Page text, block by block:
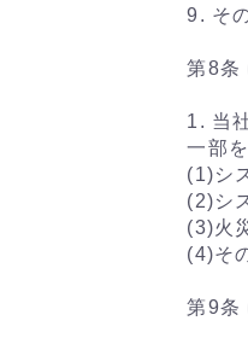
9. そ
第8条
1. 当
一部
(1)シ
(2)シ
(3)火
(4)そ
第9条